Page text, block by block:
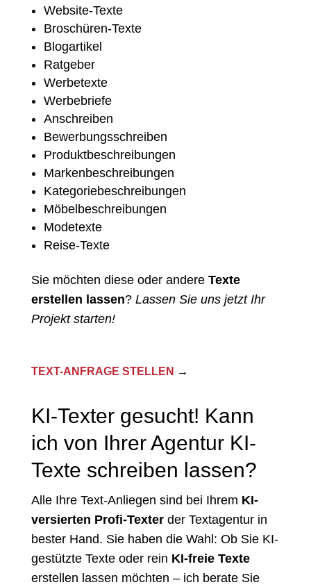
Website-Texte
Broschüren-Texte
Blogartikel
Ratgeber
Werbetexte
Werbebriefe
Anschreiben
Bewerbungsschreiben
Produktbeschreibungen
Markenbeschreibungen
Kategoriebeschreibungen
Möbelbeschreibungen
Modetexte
Reise-Texte
Sie möchten diese oder andere Texte
erstellen lassen? Lassen Sie uns jetzt Ihr
Projekt starten!
TEXT-ANFRAGE STELLEN →
KI-Texter gesucht! Kann
ich von Ihrer Agentur KI-
Texte schreiben lassen?
Alle Ihre Text-Anliegen sind bei Ihrem KI-
versierten Profi-Texterder Textagentur in
bester Hand. Sie haben die Wahl: Ob Sie KI-
gestützte Texte oder rein KI-freie Texte
erstellen lassen möchten – ich berate Sie